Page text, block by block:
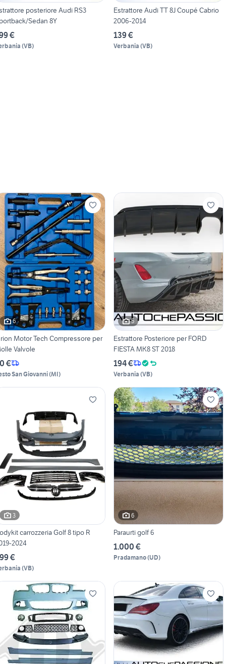
posteriore Audi RS3
Sedan 8Y
€
(VB)
Estrattore Audi TT 8J Coupé Cabrio
2006-2014
139 €
Verbania (VB)
6
Motor Tech Compressore per
Valvole
€
San Giovanni(MI)
5
Estrattore Posteriore per FORD
FIESTA MK8 ST 2018
194 €
Verbania (VB)
3
carrozzeria Golf 8 tipo R
2024
€
(VB)
6
Paraurti golf 6
1.000 €
Pradamano(UD)